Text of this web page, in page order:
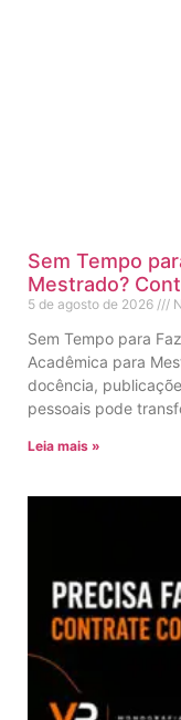
Sem Tempo
Mestrado?
5 de agosto de 2026
Sem Tempo para
Acadêmica para
docência,
pessoais pode
Leia mais »